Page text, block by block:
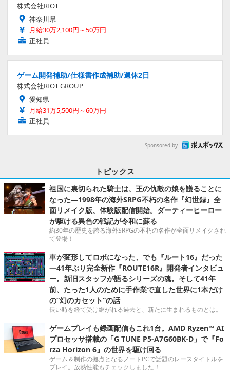
株式会社RIOT
神奈川県
月給30万2,100円～50万円
正社員
ゲーム開発補助/仕様書作成補助/週休2日
株式会社RIOT GROUP
愛知県
月給31万5,500円～60万円
正社員
Sponsored by
トピックス
祖国に裏切られた騎士は、王の仇敵の娘を護ることに
なった―1998年の海外SRPG不朽の名作『幻世録』全
面リメイク版、体験版配信開始。ダーティーヒーロー
が駆ける異色の戦記が令和に蘇る
約30年の歴史を誇る海外SRPGの不朽の名作が全面リメイクされ
て登場！
車が変形してロボになった、でも『ルート16』だった
―41年ぶり完全新作『ROUTE16R』開発者インタビュ
ー。新旧スタッフが語るシリーズの魂。そして41年
前、たった1人のために手作業で直した世界に1本だけ
の“幻のカセット”の話
長い時を経て受け継がれる過去と、新たに生まれるものとは。
ゲームプレイも録画配信もこれ1台。AMD Ryzen™ AI
プロセッサ搭載の「G TUNE P5-A7G60BK-D」で『Fo
rza Horizon 6』の世界を駆け回る
ゲーム＆制作の拠点となるノートPCで話題のレースタイトルを
プレイ。放熱性能もチェックしました！